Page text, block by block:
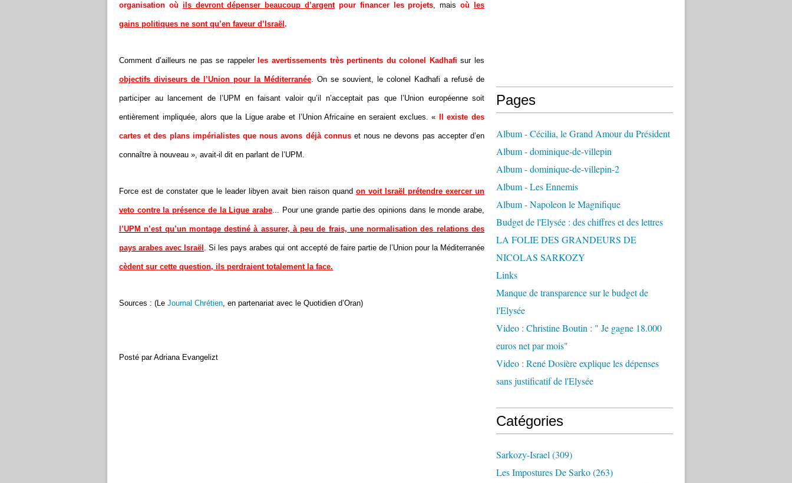
organisation où ils devront dépenser beaucoup d’argentpour financer les projets, maisoù les
gains politiques ne sont qu’en faveur d’Israël .
Comment d’ailleurs ne pas se rappeler les avertissements très pertinents du colonel Kadhafi sur les
objectifs diviseurs de l’Union pour la Méditerranée. On se souvient, le colonel Kadhafi a refusé de
participer au lancement de l’UPM en faisant valoir qu’il n’acceptait pas que l’Union européenne soit
entièrement impliquée, alors que la Ligue arabe et l’Union Africaine en seraient exclues. « Il existe des
cartes et des plans impérialistes que nous avons déjà connuset nous ne devons pas accepter d’en
connaître à nouveau », avait-il dit en parlant de l’UPM.
Force est de constater que le leader libyen avait bien raison quand on voit Israël prétendre exercer un
veto contre la présence de la Ligue arabe... Pour une grande partie des opinions dans le monde arabe,
l’UPM n’est qu’un montage destiné à assurer, à peu de frais, une normalisation des relations des
pays arabes avec Israël . Si les pays arabes qui ont accepté de faire partie de l’Union pour la Méditerranée
cèdent sur cette question, ils perdraient totalement la face.
Sources : (Le Journal Chrétien, en partenariat avec le Quotidien d’Oran)
Posté par Adriana Evangelizt
Pages
Album - Cécilia, le Grand Amour du Président
Album - dominique-de-villepin
Album - dominique-de-villepin-2
Album - Les Ennemis
Album - Napoleon le Magnifique
Budget de l'Elysée : des chiffres et des lettres
LA FOLIE DES GRANDEURS DE
NICOLAS SARKOZY
Links
Manque de transparence sur le budget de
l'Elysée
Video : Christine Boutin : " Je gagne 18.000
euros net par mois"
Video : René Dosière explique les dépenses
sans justificatif de l'Elysée
Catégories
Sarkozy-Israel (309)
Les Impostures De Sarko(263)